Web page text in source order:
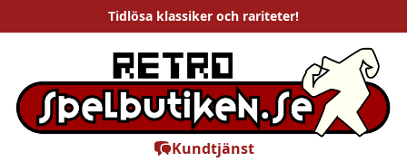
Tidlösa klassiker och rariteter!
Kundtjänst